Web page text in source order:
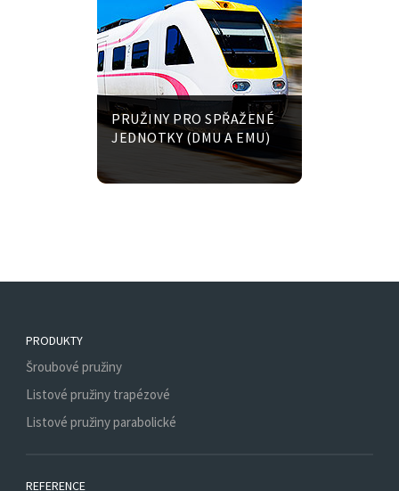
PRUŽINY PRO SPŘAŽENÉ
JEDNOTKY (DMU A EMU)
PRODUKTY
Šroubové pružiny
Listové pružiny trapézové
Listové pružiny parabolické
REFERENCE